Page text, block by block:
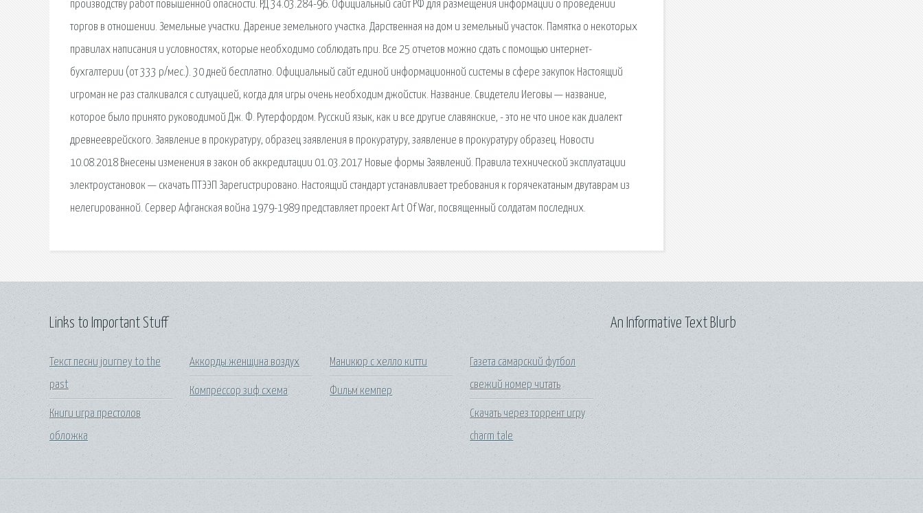
Links to Important Stuff
Текст песни journey to the
past
Книги игра престолов
обложка
Аккорды женщина воздух
Компрессор зиф схема
Маникюр с хелло китти
Фильм кемпер
Газета самарский футбол
свежий номер читать
Скачать через торрент игру
charm tale
An Informative Text Blurb